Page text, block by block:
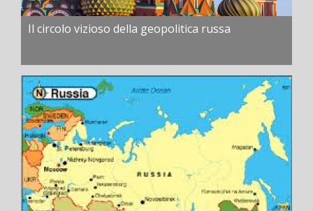
Il circolo vizioso della geopolitica russa